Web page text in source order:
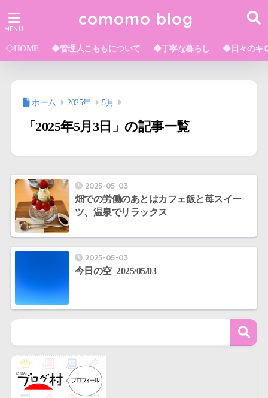
comomo blog
◇HOME ◆管理人こももについて ◆丁寧な暮らし ◆日々のキ
ホーム 2025年 5月
「2025年5月3日」の記事一覧
2025-05-03
畑での労働のあとはカフェ飯と苺スイー
ツ、温泉でリラックス
2025-05-03
今日の空_2025/05/03